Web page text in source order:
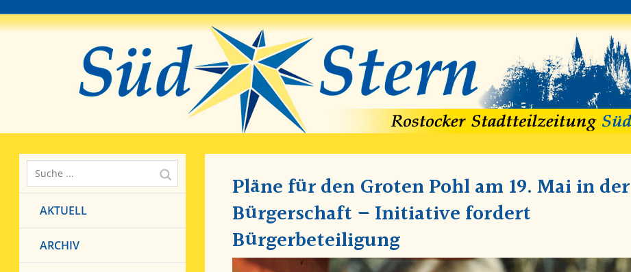
AKTUELL
ARCHIV
Pläne für den Groten Pohl am 19. Mai in der
Bürgerschaft – Initiative fordert
Bürgerbeteiligung